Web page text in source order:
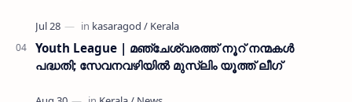
Youth League | മഞ്ചേശ്വരത്ത് നൂറ് നന്മകൾ
പദ്ധതി; സേവനവഴിയിൽ മുസ്ലിം യൂത്ത് ലീഗ്